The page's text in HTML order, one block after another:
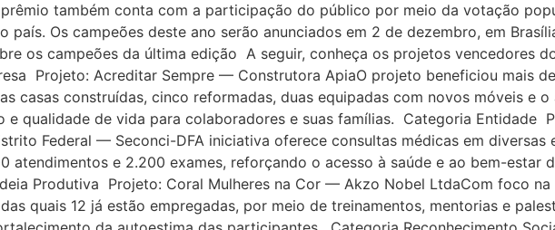
também conta com a participação do público por meio da votação
país. Os campeões deste ano serão anunciados em 2 de dezembro, em
os campeões da última edição A seguir, conheça os projetos vencedores
Projeto: Acreditar Sempre — Construtora ApiaO projeto beneficiou mais
casas construídas, cinco reformadas, duas equipadas com novos móveis e
e qualidade de vida para colaboradores e suas famílias. Categoria Entidade
Federal — Seconci-DFA iniciativa oferece consultas médicas em diversas
atendimentos e 2.200 exames, reforçando o acesso à saúde e ao bem-estar
Produtiva Projeto: Coral Mulheres na Cor — Akzo Nobel LtdaCom foco
quais 12 já estão empregadas, por meio de treinamentos, mentorias e